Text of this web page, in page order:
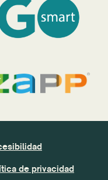
de privacidad